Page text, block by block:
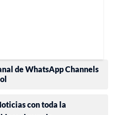
de WhatsApp Channels
con toda la